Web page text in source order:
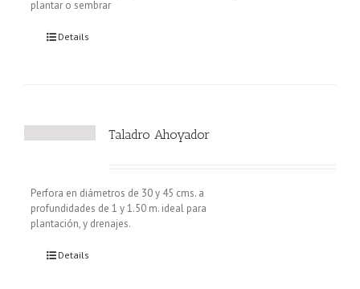
plantar o sembrar
Details
Taladro Ahoyador
Perfora en diámetros de 30 y 45 cms. a
profundidades de 1 y 1.50 m. ideal para
plantación, y drenajes.
Details